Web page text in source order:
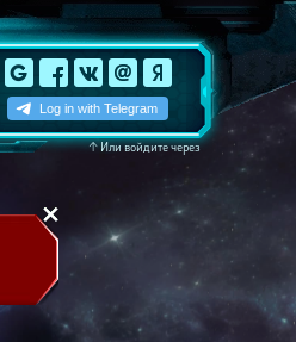
↑Или войдите через